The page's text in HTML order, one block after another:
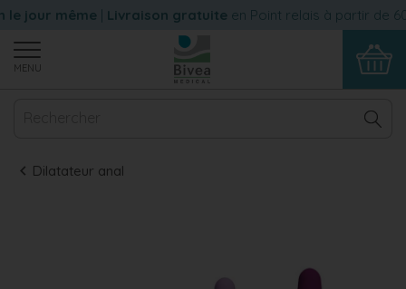
jour même|Livraison gratuiteen Point relais à partir de 60
MENU
Dilatateur anal